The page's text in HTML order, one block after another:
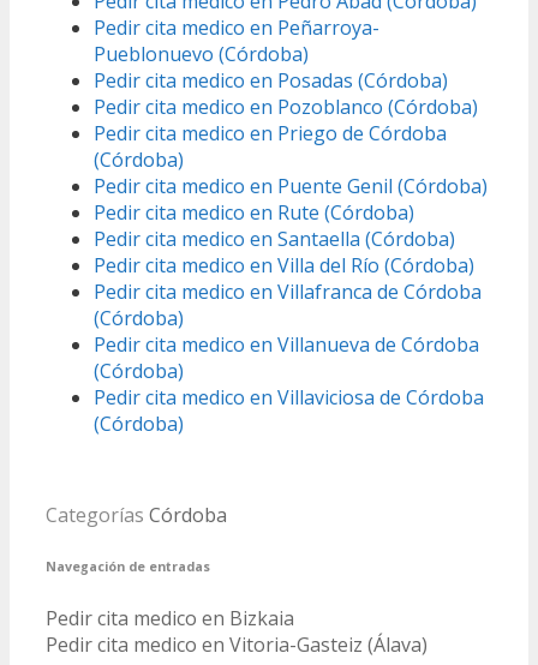
Pedir cita medico en Peñarroya-
Pueblonuevo (Córdoba)
Pedir cita medico en Posadas (Córdoba)
Pedir cita medico en Pozoblanco (Córdoba)
Pedir cita medico en Priego de Córdoba
(Córdoba)
Pedir cita medico en Puente Genil (Córdoba)
Pedir cita medico en Rute (Córdoba)
Pedir cita medico en Santaella (Córdoba)
Pedir cita medico en Villa del Río (Córdoba)
Pedir cita medico en Villafranca de Córdoba
(Córdoba)
Pedir cita medico en Villanueva de Córdoba
(Córdoba)
Pedir cita medico en Villaviciosa de Córdoba
(Córdoba)
Categorías Córdoba
Navegación de entradas
Pedir cita medico en Bizkaia
Pedir cita medico en Vitoria-Gasteiz (Álava)